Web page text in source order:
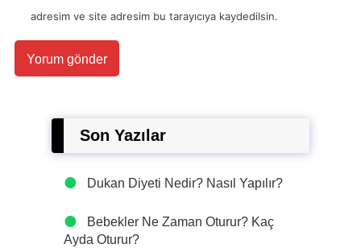
adresim ve site adresim bu tarayıcıya kaydedilsin.
Son Yazılar
Dukan Diyeti Nedir? Nasıl Yapılır?
Bebekler Ne Zaman Oturur? Kaç
Ayda Oturur?